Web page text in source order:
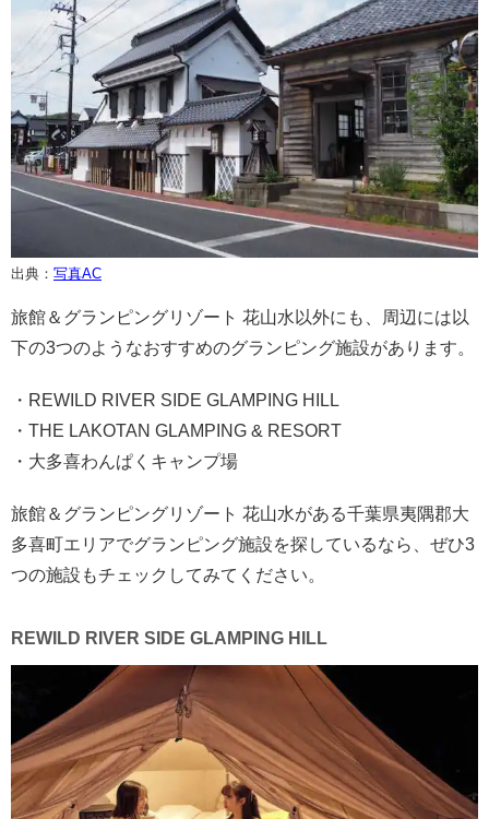
出典： 写真AC
旅館＆グランピングリゾート 花山水以外にも、周辺には以
下の3つのようなおすすめのグランピング施設があります。
・REWILD RIVER SIDE GLAMPING HILL
・THE LAKOTAN GLAMPING & RESORT
・大多喜わんぱくキャンプ場
旅館＆グランピングリゾート 花山水がある千葉県夷隅郡大
多喜町エリアでグランピング施設を探しているなら、ぜひ3
つの施設もチェックしてみてください。
REWILD RIVER SIDE GLAMPING HILL